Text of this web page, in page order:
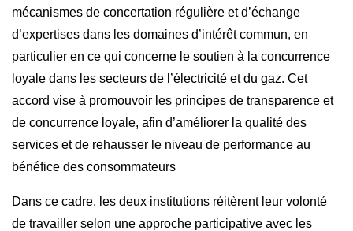
mécanismes de concertation régulière et d’échange
d’expertises dans les domaines d’intérêt commun, en
particulier en ce qui concerne le soutien à la concurrence
loyale dans les secteurs de l’électricité et du gaz. Cet
accord vise à promouvoir les principes de transparence et
de concurrence loyale, afin d’améliorer la qualité des
services et de rehausser le niveau de performance au
bénéfice des consommateurs
Dans ce cadre, les deux institutions réitèrent leur volonté
de travailler selon une approche participative avec les